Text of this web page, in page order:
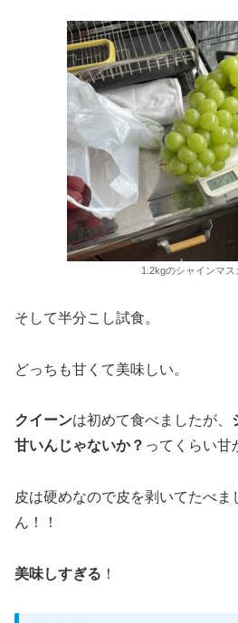
1.2kgのシャインマス
そして半分こし試食。
どっちも甘くて美味しい。
クイーンは初めて食べましたが、
甘いんじゃないか？ ってくらい甘
皮は硬めなので皮を剥いてたべ
ん！！
美味しすぎる ！